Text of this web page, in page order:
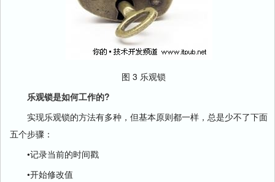
图 3 乐观锁
乐观锁是如何工作的?
实现乐观锁的方法有多种，但基本原则都一样，总是少不了下面
五个步骤：
•记录当前的时间戳
•开始修改值